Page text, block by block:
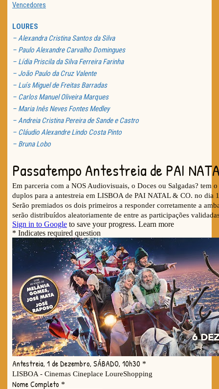
Vencedores
LOURES
– Alexandra Cristina Santos da Silva
– Paulo Alexandre Carvalho Domingues
– Lídia Priscila da Silva Ferreira Farinha
– João Paulo da Cruz Valente
– Luís Miguel de Freitas Barradas
– Carlos Manuel Oliveira Marques
– Maria Inês Neves Fontes Medley
– Andreia Cristina Pereira de Sande e Castro
– Cláudio Alexandre Lindo Costa Pinto
– Bruna Lobo